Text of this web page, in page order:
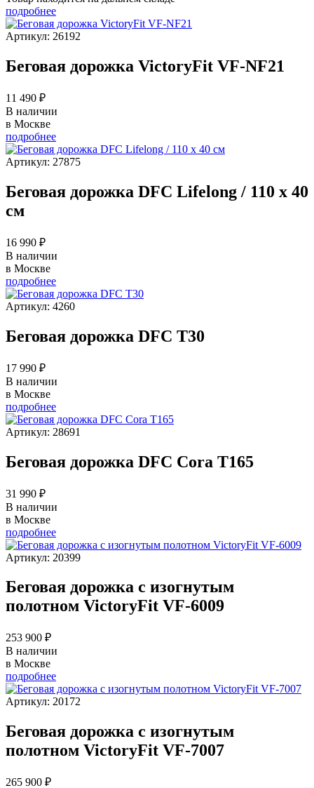
подробнее
Артикул: 26192
Беговая дорожка VictoryFit VF-NF21
11 490 ₽
В наличии
в Москве
подробнее
Артикул: 27875
Беговая дорожка DFC Lifelong / 110 х 40
см
16 990 ₽
В наличии
в Москве
подробнее
Артикул: 4260
Беговая дорожка DFC T30
17 990 ₽
В наличии
в Москве
подробнее
Артикул: 28691
Беговая дорожка DFC Cora T165
31 990 ₽
В наличии
в Москве
подробнее
Артикул: 20399
Беговая дорожка с изогнутым
полотном VictoryFit VF-6009
253 900 ₽
В наличии
в Москве
подробнее
Артикул: 20172
Беговая дорожка с изогнутым
полотном VictoryFit VF-7007
265 900 ₽